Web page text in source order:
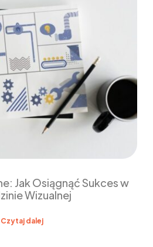
Jak Osiągnąć Sukces w
Wizualnej
Czytaj dalej